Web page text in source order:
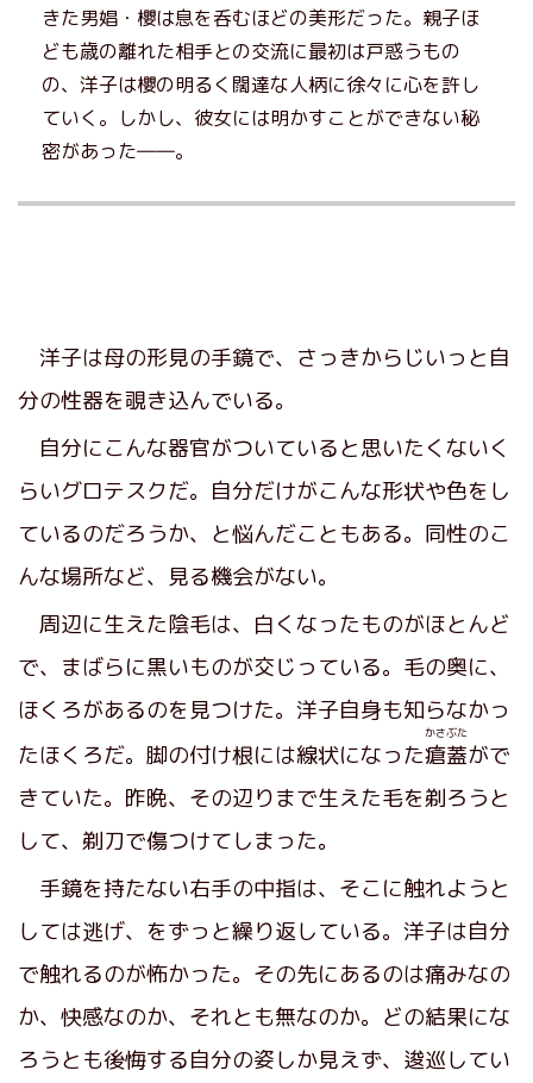
きた男娼・櫻は息を呑むほどの美形だった。親子ほ
ども歳の離れた相手との交流に最初は戸惑うもの
の、洋子は櫻の明るく闊達な人柄に徐々に心を許し
ていく。しかし、彼女には明かすことができない秘
密があった――。
洋子は母の形見の手鏡で、さっきからじいっと自
分の性器を覗き込んでいる。
自分にこんな器官がついていると思いたくないく
らいグロテスクだ。自分だけがこんな形状や色をし
ているのだろうか、と悩んだこともある。同性のこ
んな場所など、見る機会がない。
周辺に生えた陰毛は、白くなったものがほとんど
で、まばらに黒いものが交じっている。毛の奥に、
ほくろがあるのを見つけた。洋子自身も知らなかっ
たほくろだ。脚の付け根には線状になった瘡蓋
かさぶた
がで
きていた。昨晩、その辺りまで生えた毛を剃ろうと
して、剃刀で傷つけてしまった。
手鏡を持たない右手の中指は、そこに触れようと
しては逃げ、をずっと繰り返している。洋子は自分
で触れるのが怖かった。その先にあるのは痛みなの
か、快感なのか、それとも無なのか。どの結果にな
ろうとも後悔する自分の姿しか見えず、逡巡してい